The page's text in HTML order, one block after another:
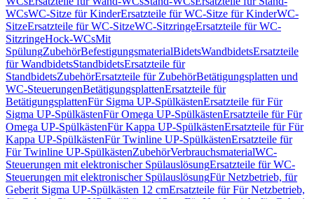
WCsWC-Sitze für KinderErsatzteile für WC-Sitze für KinderWC-
SitzeErsatzteile für WC-SitzeWC-SitzringeErsatzteile für WC-
SitzringeHock-WCsMit
SpülungZubehörBefestigungsmaterialBidetsWandbidetsErsatzteile
für WandbidetsStandbidetsErsatzteile für
StandbidetsZubehörErsatzteile für ZubehörBetätigungsplatten und
WC-SteuerungenBetätigungsplattenErsatzteile für
BetätigungsplattenFür Sigma UP-SpülkästenErsatzteile für Für
Sigma UP-SpülkästenFür Omega UP-SpülkästenErsatzteile für Für
Omega UP-SpülkästenFür Kappa UP-SpülkästenErsatzteile für Für
Kappa UP-SpülkästenFür Twinline UP-SpülkästenErsatzteile für
Für Twinline UP-SpülkästenZubehörVerbrauchsmaterialWC-
Steuerungen mit elektronischer SpülauslösungErsatzteile für WC-
Steuerungen mit elektronischer SpülauslösungFür Netzbetrieb, für
Geberit Sigma UP-Spülkästen 12 cmErsatzteile für Für Netzbetrieb,